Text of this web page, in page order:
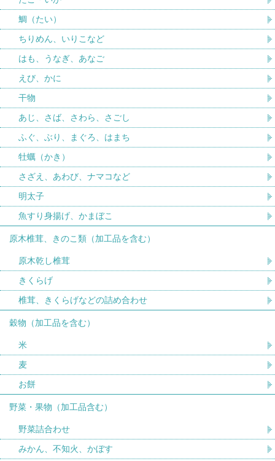
鯛（たい）
ちりめん、いりこなど
はも、うなぎ、あなご
えび、かに
干物
あじ、さば、さわら、さごし
ふぐ、ぶり、まぐろ、はまち
牡蠣（かき）
さざえ、あわび、ナマコなど
明太子
魚すり身揚げ、かまぼこ
原木椎茸、きのこ類（加工品を含む）
原木乾し椎茸
きくらげ
椎茸、きくらげなどの詰め合わせ
穀物（加工品を含む）
米
麦
お餅
野菜・果物（加工品含む）
野菜詰合わせ
みかん、不知火、かぼす